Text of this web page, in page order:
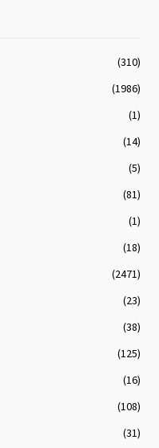
(310)
(1986)
(1)
(14)
(5)
(81)
(1)
(18)
(2471)
(23)
(38)
(125)
(16)
(108)
(31)